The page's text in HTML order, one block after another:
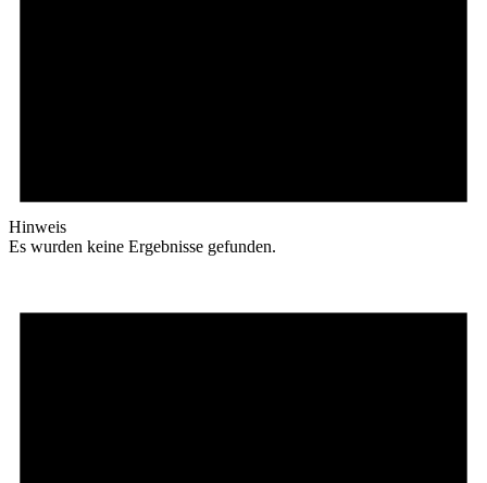
Hinweis
Es wurden keine Ergebnisse gefunden.